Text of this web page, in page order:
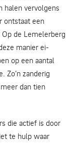
halen vervolgens
ontstaat een
de Lemelerberg
manier ei-
op een aantal
Zo’n zanderig
dan tien
die actief is door
te hulp waar